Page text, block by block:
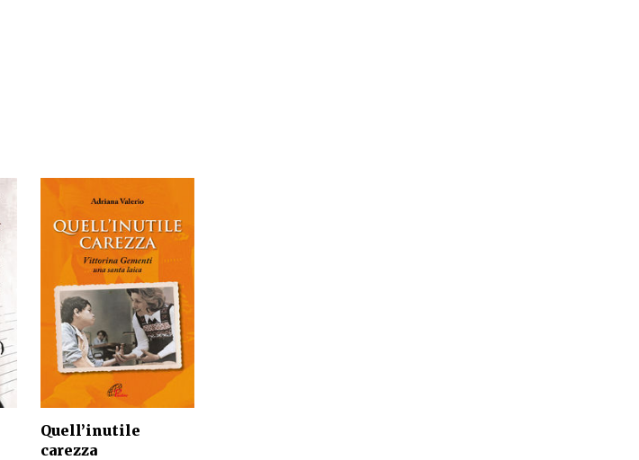
Quell’inutile
carezza